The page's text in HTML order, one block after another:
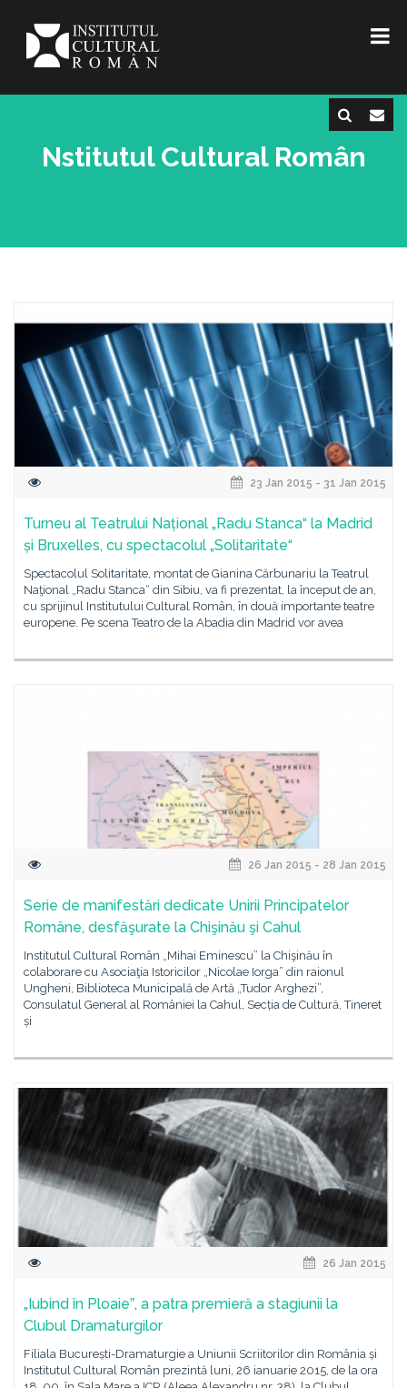
Nstitutul Cultural Român
23 Jan 2015 - 31 Jan 2015
Turneu al Teatrului Național „Radu Stanca“ la Madrid
și Bruxelles, cu spectacolul „Solitaritate“
Spectacolul Solitaritate, montat de Gianina Cărbunariu la Teatrul
Naţional „Radu Stanca“ din Sibiu, va fi prezentat, la început de an,
cu sprijinul Institutului Cultural Român, în două importante teatre
europene. Pe scena Teatro de la Abadia din Madrid vor avea
26 Jan 2015 - 28 Jan 2015
Serie de manifestări dedicate Unirii Principatelor
Române, desfăşurate la Chişinău şi Cahul
Institutul Cultural Român „Mihai Eminescu” la Chişinău în
colaborare cu Asociaţia Istoricilor „Nicolae Iorga” din raionul
Ungheni, Biblioteca Municipală de Artă „Tudor Arghezi”,
Consulatul General al României la Cahul, Secția de Cultură, Tineret
și
26 Jan 2015
„Iubind în Ploaieˮ, a patra premieră a stagiunii la
Clubul Dramaturgilor
Filiala București-Dramaturgie a Uniunii Scriitorilor din România și
Institutul Cultural Român prezintă luni, 26 ianuarie 2015, de la ora